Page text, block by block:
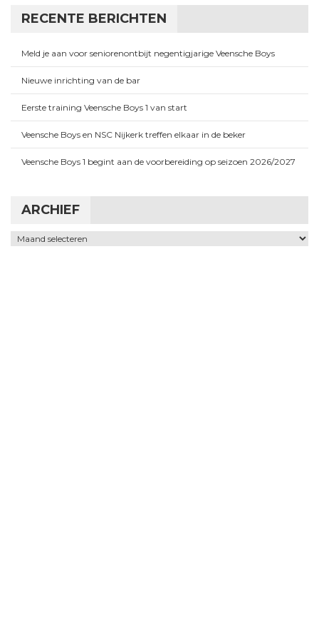
RECENTE BERICHTEN
Meld je aan voor seniorenontbijt negentigjarige Veensche Boys
Nieuwe inrichting van de bar
Eerste training Veensche Boys 1 van start
Veensche Boys en NSC Nijkerk treffen elkaar in de beker
Veensche Boys 1 begint aan de voorbereiding op seizoen 2026/2027
ARCHIEF
Archief